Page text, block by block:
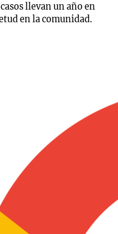
llevan un año en
en la comunidad.